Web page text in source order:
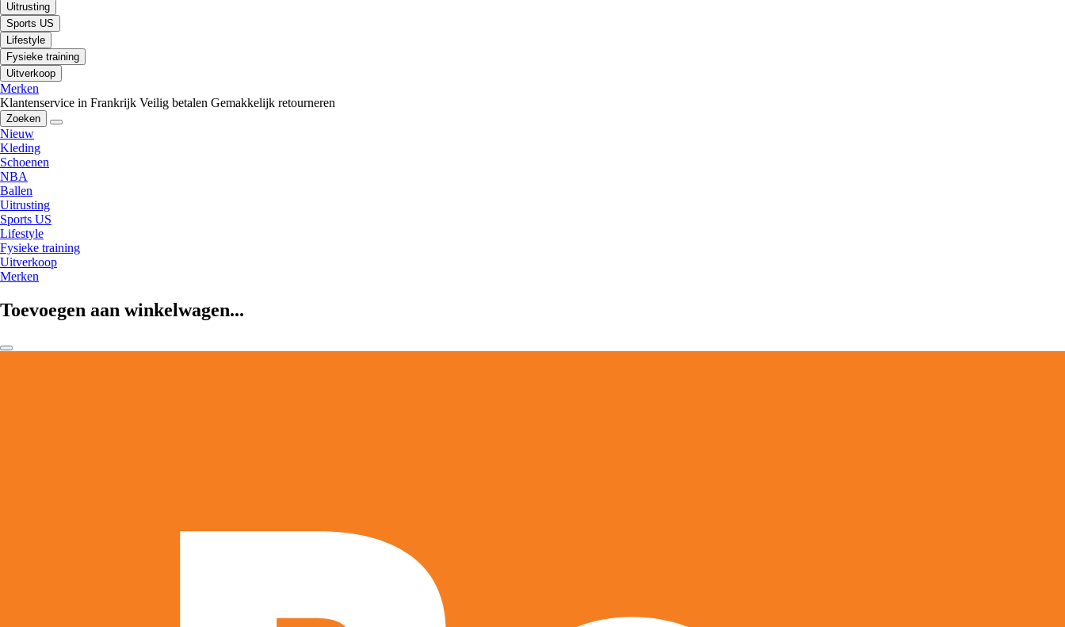
Uitrusting
Sports US
Lifestyle
Fysieke training
Uitverkoop
Merken
Klantenservice in Frankrijk Veilig betalen Gemakkelijk retourneren
Zoeken
Nieuw
Kleding
Schoenen
NBA
Ballen
Uitrusting
Sports US
Lifestyle
Fysieke training
Uitverkoop
Merken
Toevoegen aan winkelwagen...